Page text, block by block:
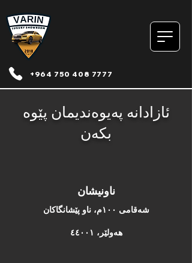
+964 750 408 7777
ئازادانە پەیوەندیمان پێوە
بکەن
ناونیشان
شەقامی ١٠٠م، ناو پێشانگاکان
هەولێر، ٤٤٠٠١